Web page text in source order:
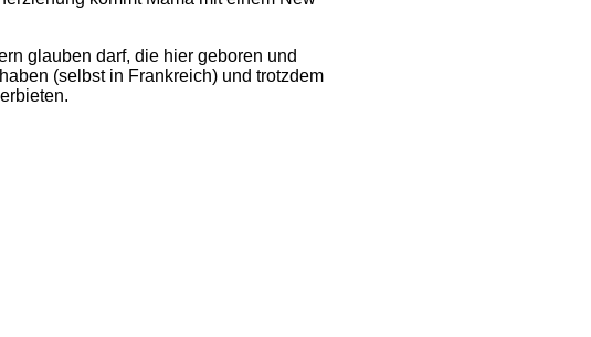
glauben darf, die hier geboren und
(selbst in Frankreich) und trotzdem